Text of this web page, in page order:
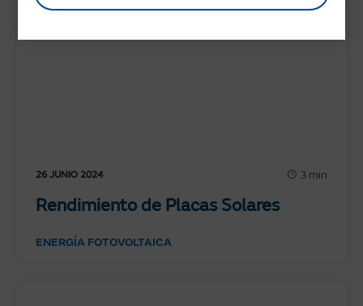
26 JUNIO 2024 3 min
Rendimiento de Placas Solares
ENERGÍA FOTOVOLTAICA